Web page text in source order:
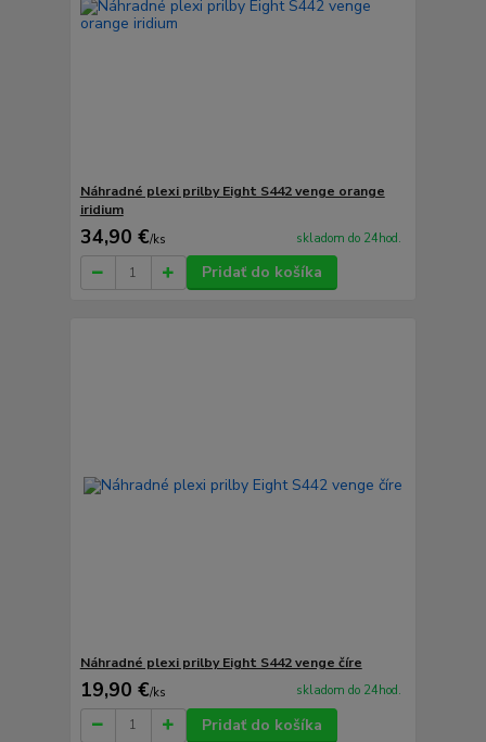
Náhradné plexi prilby Eight S442 venge orange
iridium
34,90 €/ks skladom do 24hod.
Pridať do košíka
Náhradné plexi prilby Eight S442 venge číre
19,90 €/ks skladom do 24hod.
Pridať do košíka